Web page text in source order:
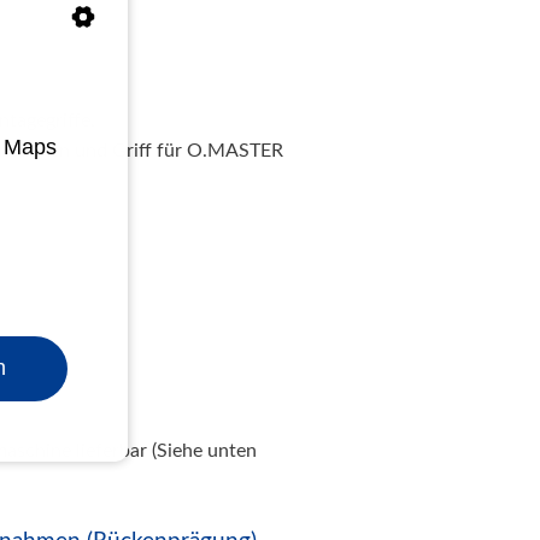
und Griff für O.MASTER
lieferbar (Siehe unten